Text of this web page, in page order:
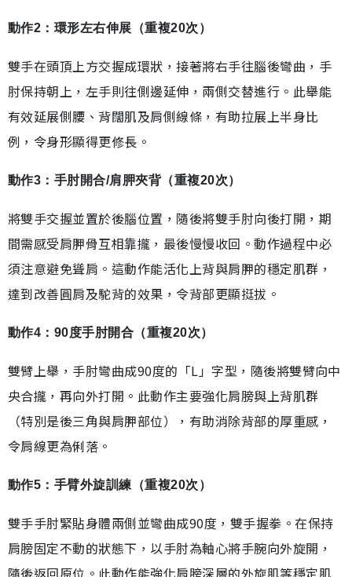
動作2：環形左右伸展（重複20次）
雙手在頭頂上方交握成環狀，接著將右手往腦後彎曲，手
肘保持朝上，左手則往側邊延伸，兩側交替進行。此舉能
有效延展側腰、背闊肌及肩側線條，有助拉展上半身比
例，令身形顯得更修長。
動作3：手肘開合/肩胛夾背（重複20次）
將雙手交握並置於後腦位置，隨後將雙手肘向後打開，期
間需感受肩胛骨互相靠攏，最後慢慢收回。動作過程中必
須注意避免聳肩。這動作能活化上背與肩胛的穩定肌群，
達到改善圓肩及駝背的效果，令背部更顯挺拔。
動作4：90度手肘開合（重複20次）
雙臂上舉，手肘彎曲成90度的「L」字型，隨後將雙臂向中
央合攏，再向外打開。此動作主要強化肩膀與上背肌群
（特別是後三角與肩胛部位），有助消除背部的厚重感，
令肩線更為俐落。
動作5：手臂外旋訓練（重複20次）
雙手手肘緊貼身體兩側並彎曲成90度，雙手握拳。在保持
肩膀固定不動的狀態下，以手肘為軸心將手腕向外旋開，